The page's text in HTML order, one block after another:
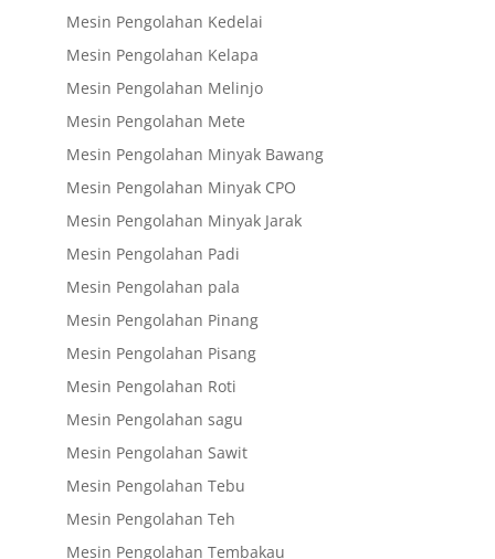
Mesin Pengolahan Kedelai
Mesin Pengolahan Kelapa
Mesin Pengolahan Melinjo
Mesin Pengolahan Mete
Mesin Pengolahan Minyak Bawang
Mesin Pengolahan Minyak CPO
Mesin Pengolahan Minyak Jarak
Mesin Pengolahan Padi
Mesin Pengolahan pala
Mesin Pengolahan Pinang
Mesin Pengolahan Pisang
Mesin Pengolahan Roti
Mesin Pengolahan sagu
Mesin Pengolahan Sawit
Mesin Pengolahan Tebu
Mesin Pengolahan Teh
Mesin Pengolahan Tembakau